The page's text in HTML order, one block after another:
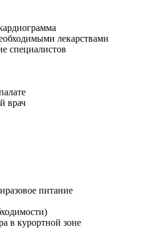
лекарствами
специалистов
врач
питание
в курортной зоне